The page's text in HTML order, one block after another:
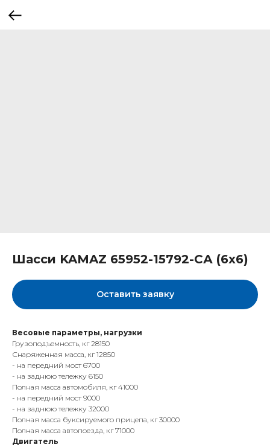
Шасси KAMAZ 65952-15792-СА (6x6)
Оставить заявку
Весовые параметры, нагрузки
Грузоподъемность, кг 28150
Снаряженная масса, кг 12850
- на передний мост 6700
- на заднюю тележку 6150
Полная масса автомобиля, кг 41000
- на передний мост 9000
- на заднюю тележку 32000
Полная масса буксируемого прицепа, кг 30000
Полная масса автопоезда, кг 71000
Двигатель